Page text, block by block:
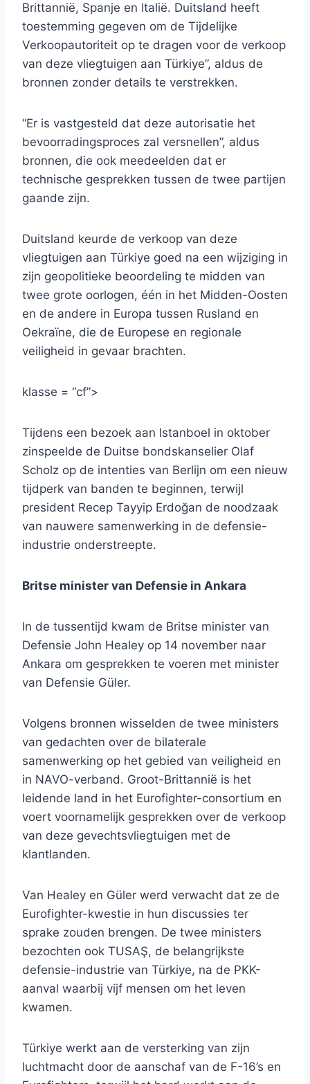
Brittannië, Spanje en Italië. Duitsland heeft
toestemming gegeven om de Tijdelijke
Verkoopautoriteit op te dragen voor de verkoop
van deze vliegtuigen aan Türkiye”, aldus de
bronnen zonder details te verstrekken.
“Er is vastgesteld dat deze autorisatie het
bevoorradingsproces zal versnellen”, aldus
bronnen, die ook meedeelden dat er
technische gesprekken tussen de twee partijen
gaande zijn.
Duitsland keurde de verkoop van deze
vliegtuigen aan Türkiye goed na een wijziging in
zijn geopolitieke beoordeling te midden van
twee grote oorlogen, één in het Midden-Oosten
en de andere in Europa tussen Rusland en
Oekraïne, die de Europese en regionale
veiligheid in gevaar brachten.
klasse = “cf”>
Tijdens een bezoek aan Istanboel in oktober
zinspeelde de Duitse bondskanselier Olaf
Scholz op de intenties van Berlijn om een ​​nieuw
tijdperk van banden te beginnen, terwijl
president Recep Tayyip Erdoğan de noodzaak
van nauwere samenwerking in de defensie-
industrie onderstreepte.
Britse minister van Defensie in Ankara
In de tussentijd kwam de Britse minister van
Defensie John Healey op 14 november naar
Ankara om gesprekken te voeren met minister
van Defensie Güler.
Volgens bronnen wisselden de twee ministers
van gedachten over de bilaterale
samenwerking op het gebied van veiligheid en
in NAVO-verband. Groot-Brittannië is het
leidende land in het Eurofighter-consortium en
voert voornamelijk gesprekken over de verkoop
van deze gevechtsvliegtuigen met de
klantlanden.
Van Healey en Güler werd verwacht dat ze de
Eurofighter-kwestie in hun discussies ter
sprake zouden brengen. De twee ministers
bezochten ook TUSAŞ, de belangrijkste
defensie-industrie van Türkiye, na de PKK-
aanval waarbij vijf mensen om het leven
kwamen.
Türkiye werkt aan de versterking van zijn
luchtmacht door de aanschaf van de F-16’s en